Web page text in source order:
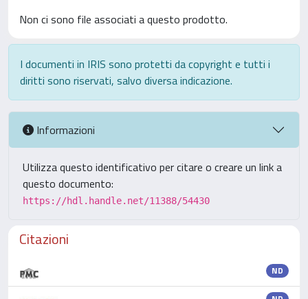
Non ci sono file associati a questo prodotto.
I documenti in IRIS sono protetti da copyright e tutti i
diritti sono riservati, salvo diversa indicazione.
Informazioni
Utilizza questo identificativo per citare o creare un link a
questo documento:
https://hdl.handle.net/11388/54430
Citazioni
ND